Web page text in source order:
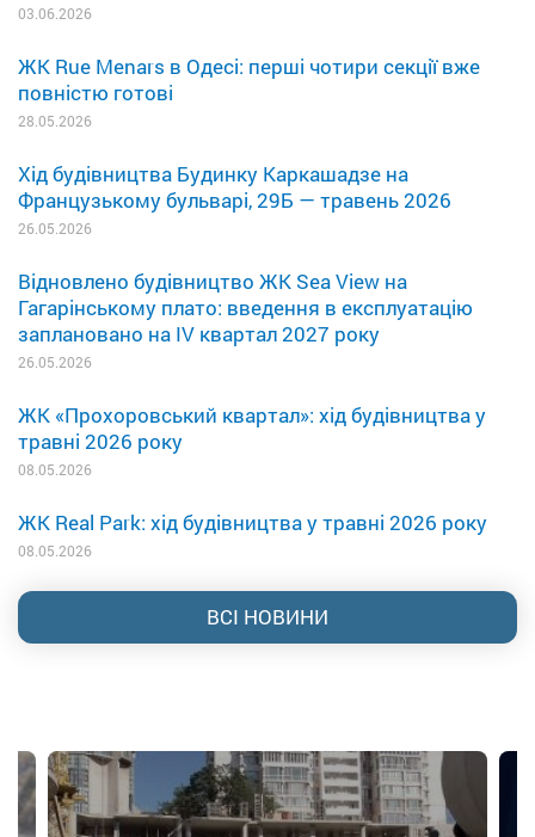
03.06.2026
ЖК Rue Menars в Одесі: перші чотири секції вже
повністю готові
28.05.2026
Хід будівництва Будинку Каркашадзе на
Французькому бульварі, 29Б — травень 2026
26.05.2026
Відновлено будівництво ЖК Sea View на
Гагарінському плато: введення в експлуатацію
заплановано на IV квартал 2027 року
26.05.2026
ЖК «Прохоровський квартал»: хід будівництва у
травні 2026 року
08.05.2026
ЖК Real Park: хід будівництва у травні 2026 року
08.05.2026
ВСІ НОВИНИ